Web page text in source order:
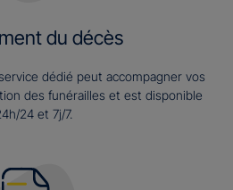
du décès
dédié peut accompagner vos
des funérailles et est disponible
24 et 7j/7.